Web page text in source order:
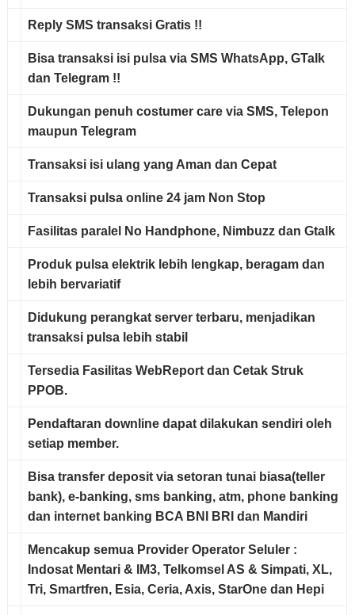
Reply SMS transaksiGratis !!
Bisa transaksi isi pulsa viaSMS WhatsApp, GTalk
dan Telegram !!
Dukungan penuh costumer care viaSMS, Telepon
maupun Telegram
Transaksi isi ulang yang Aman danCepat
Transaksi pulsa online24 jam Non Stop
Fasilitas paralel No Handphone, Nimbuzz dan Gtalk
Produk pulsa elektrik lebih lengkap, beragam dan
lebih bervariatif
Didukung perangkat server terbaru, menjadikan
transaksi pulsa lebih stabil
Tersedia FasilitasWebReport dan Cetak Struk
PPOB.
Pendaftaran downline dapat dilakukan sendiri oleh
setiap member.
Bisa transfer deposit via setoran tunai biasa(teller
bank), e-banking, sms banking, atm, phone banking
dan internet banking BCA BNI BRI dan Mandiri
Mencakup semua Provider Operator Seluler :
Indosat Mentari & IM3, Telkomsel AS & Simpati, XL,
Tri, Smartfren, Esia, Ceria, Axis, StarOne dan Hepi